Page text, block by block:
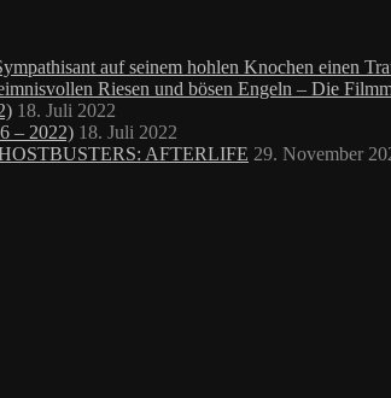
auf seinem hohlen Knochen einen
Riesen und bösen Engeln – Die
18. Juli 2022
– 2022) 18. Juli 2022
AFTERLIFE 29. November